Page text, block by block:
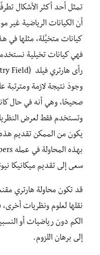
تمثل أحد أكثر الأشكال
أن الكيانات الرياضية غير
كيانات متخيَّلة، مثلها في
فهي كيانات تخيلية
وجودَ نتيجة لازمة ومترتبة
صحيحًا، وهي أنه في حال
وتستخدم فقط لعرض
يكون من الممكن تقديم
سعى إلى تقديم ميكانيكا
قد تكون محاولة هارتري
نقلها لعلوم ونظريات
الكم دون رياضيات أو
إلى برهان اللزوم.